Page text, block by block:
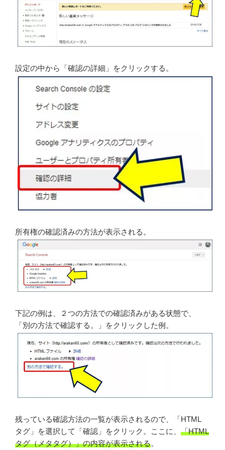
設定の中から「確認の詳細」をクリックする。
所有権の確認済みの方法が表示される。
下記の例は、２つの方法での確認済みがある状態で、
「別の方法で確認する。」をクリックした例。
残っている確認方法の一覧が表示されるので、「HTML
タグ」を選択して「確認」をクリック。ここに、 「HTML
タグ（メタタグ）」の内容が表示される。